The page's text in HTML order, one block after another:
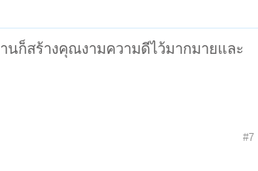
ก็สร้างคุณงามความดีไว้มากมายและ
#7